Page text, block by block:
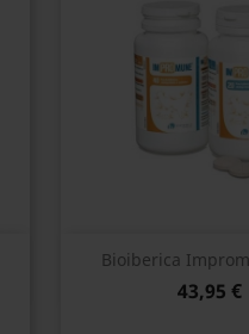
Bioiberica
43,95 €
Vista